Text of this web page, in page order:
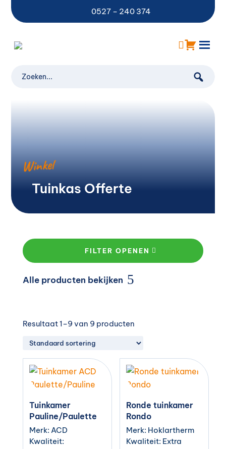
0527 – 240 374
Winkel
Tuinkas Offerte
FILTER OPENEN
Alle producten bekijken
Resultaat 1–9 van 9 producten
Tuinkamer
Pauline/Paulette
Merk: ACD
Kwaliteit:
Ronde tuinkamer
Rondo
Merk: Hoklartherm
Kwaliteit: Extra